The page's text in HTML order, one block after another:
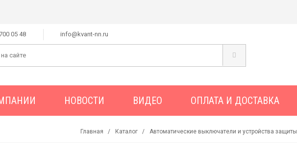
05 48 info@kvant-nn.ru
НОВОСТИ ВИДЕО ОПЛАТА И ДОСТАВКА
Главная Каталог Автоматические выключатели и устройства защиты